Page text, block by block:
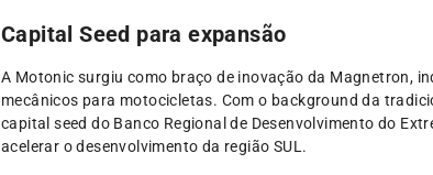
Capital Seed para expansão
A Motonic surgiu como braço de inovação da Magnetron,
mecânicos para motocicletas. Com o background da
capital seed do Banco Regional de Desenvolvimento do
acelerar o desenvolvimento da região SUL.